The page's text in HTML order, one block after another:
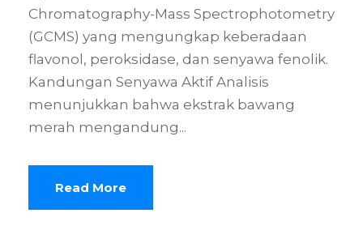
Chromatography-Mass Spectrophotometry
(GCMS) yang mengungkap keberadaan
flavonol, peroksidase, dan senyawa fenolik.
Kandungan Senyawa Aktif Analisis
menunjukkan bahwa ekstrak bawang
merah mengandung...
Read More